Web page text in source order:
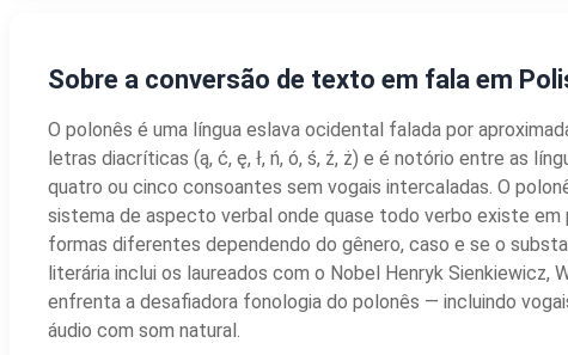
Sobre a conversão de texto em fala em
O polonês é uma língua eslava ocidental falada por
letras diacríticas (ą, ć, ę, ł, ń, ó, ś, ź, ż) e é notório entre as
quatro ou cinco consoantes sem vogais intercaladas. O
sistema de aspecto verbal onde quase todo verbo existe
formas diferentes dependendo do gênero, caso e se o
literária inclui os laureados com o Nobel Henryk Sienkiewicz,
enfrenta a desafiadora fonologia do polonês — incluindo
áudio com som natural.